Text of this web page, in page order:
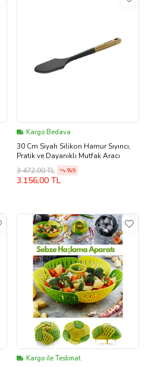
Kargo Bedava
30 Cm Siyah Silikon Hamur Sıyırıcı,
Pratik ve Dayanıklı Mutfak Aracı
3.472,00 TL
%9
3.156,00 TL
Kargo ile Teslimat